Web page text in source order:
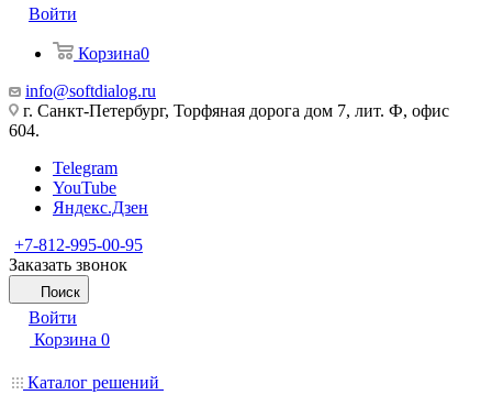
Войти
Корзина0
info@softdialog.ru
г. Санкт-Петербург, Торфяная дорога дом 7, лит. Ф, офис
604.
Telegram
YouTube
Яндекс.Дзен
+7-812-995-00-95
Заказать звонок
Поиск
Войти
Корзина 0
Каталог решений